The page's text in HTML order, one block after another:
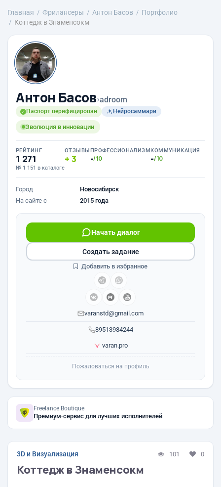
Главная Фрилансеры Антон Басов
Портфолио
Коттедж в Знаменсокм
Антон Басов›adroom
Паспорт верифицирован Нейросаммари
Эволюция в инновации
РЕЙТИНГ
1 271
№ 1 151 в каталоге
ОТЗЫВЫ
3
ПРОФЕССИОНАЛИЗМ
-/10
КОММУНИКАЦИЯ
-/10
Город
Новосибирск
На сайте с
2015 года
89513984244
Начать диалог
varanstd@gmail.com
varan.pro
Создать задание
Добавить в избранное
Пожаловаться на профиль
Freelance.Boutique
Премиум-сервис для лучших исполнителей
3D и Визуализация 101 0
Коттедж в Знаменсокм